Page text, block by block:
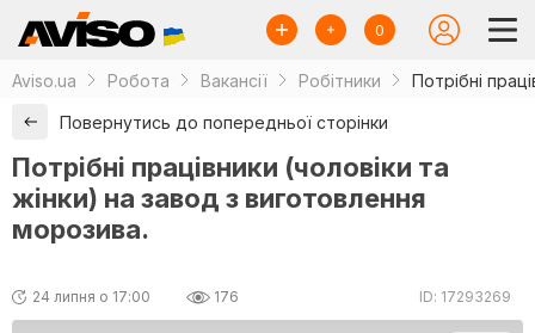
0
Aviso.ua Робота Вакансії Робітники Потрібні
Повернутись до попередньої сторінки
Потрібні працівники (чоловіки та
жінки) на завод з виготовлення
морозива.
24 липня о 17:00 176 ID: 17293269